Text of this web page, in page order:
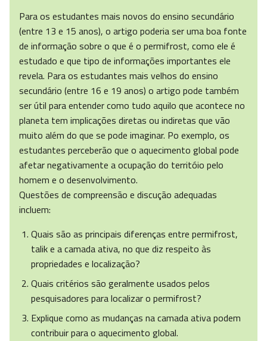
Para os estudantes mais novos do ensino secundário
(entre 13 e 15 anos), o artigo poderia ser uma boa fonte
de informação sobre o que é o permifrost, como ele é
estudado e que tipo de informações importantes ele
revela. Para os estudantes mais velhos do ensino
secundário (entre 16 e 19 anos) o artigo pode também
ser útil para entender como tudo aquilo que acontece no
planeta tem implicações diretas ou indiretas que vão
muito além do que se pode imaginar. Po exemplo, os
estudantes perceberão que o aquecimento global pode
afetar negativamente a ocupação do territóio pelo
homem e o desenvolvimento.
Questões de compreensão e discução adequadas
incluem:
Quais são as principais diferenças entre permifrost,
talik e a camada ativa, no que diz respeito às
propriedades e localização?
Quais critérios são geralmente usados pelos
pesquisadores para localizar o permifrost?
Explique como as mudanças na camada ativa podem
contribuir para o aquecimento global.